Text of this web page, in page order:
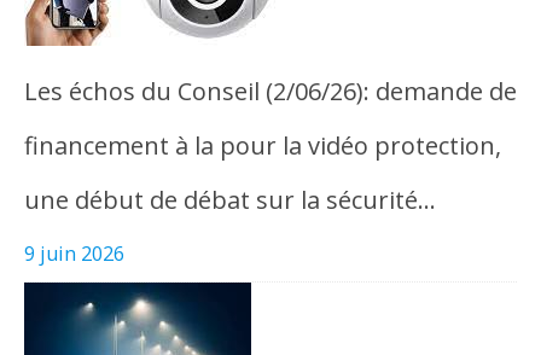
Les échos du Conseil (2/06/26): demande de
financement à la pour la vidéo protection,
une début de débat sur la sécurité…
9 juin 2026